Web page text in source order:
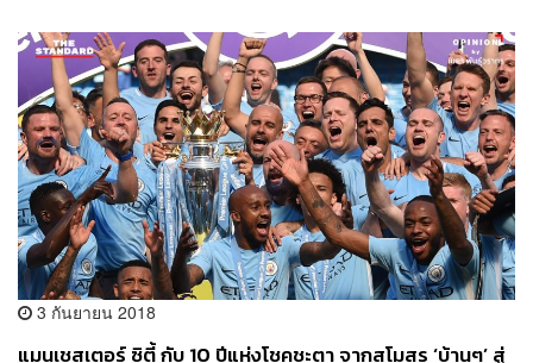
3 กันยายน 2018
แมนเชสเตอร์ ซิตี้ กับ 10 ปีแห่งโชคชะตา จากสโมสร ‘บ้านๆ’ สู่